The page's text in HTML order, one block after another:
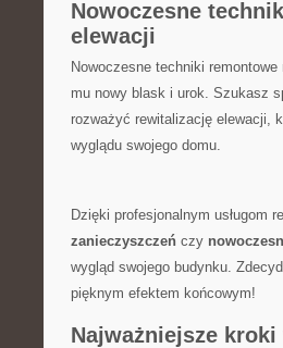
Nowoczesne
elewacji
Nowoczesne techniki
mu nowy blask i urok. Szukasz
rozważyć rewitalizację​ elewacji,
wyglądu ‍swojego domu.
Dzięki profesjonalnym usługom
zanieczyszczeń czy​
wygląd swojego budynku.
pięknym efektem końcowym!
Najważniejsze